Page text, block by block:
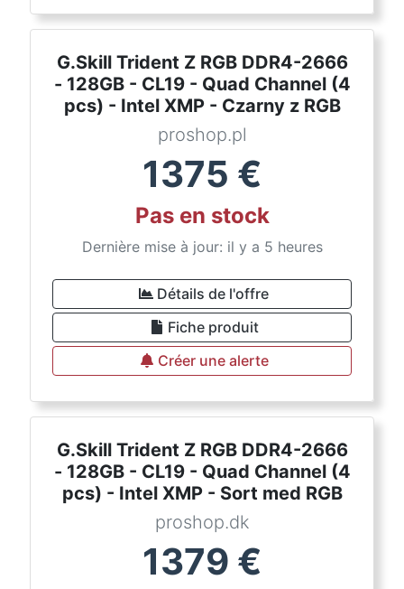
G.Skill Trident Z RGB DDR4-2666
- 128GB - CL19 - Quad Channel (4
pcs) - Intel XMP - Czarny z RGB
proshop.pl
1375 €
Pas en stock
Dernière mise à jour: il y a 5 heures
Détails de l'offre
Fiche produit
Créer une alerte
G.Skill Trident Z RGB DDR4-2666
- 128GB - CL19 - Quad Channel (4
pcs) - Intel XMP - Sort med RGB
proshop.dk
1379 €